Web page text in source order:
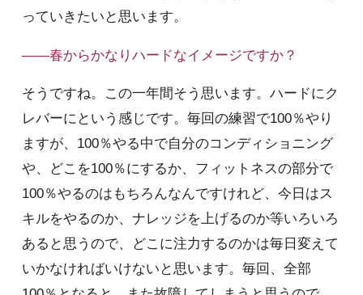
っていきたいと思います。
――春からかなりハードなイメージですか？
そうですね。この一年間そう思います。ハードにク
レバーにという感じです。毎回の練習で100％やり
ますが、100％やる中で自分のコンディショニング
や、どこを100％にするか、フィットネスの部分で
100％やるのはもちろんなんですけれど、今日はス
キルをやるのか、ナレッジを上げるのか等いろいろ
あると思うので、どこに注力するのかは毎日変えて
いかなければいけないと思います。毎回、全部